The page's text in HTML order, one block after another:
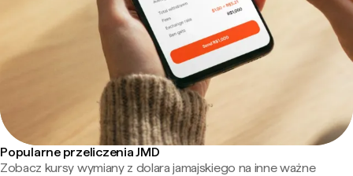
Popularne przeliczenia JMD
Zobacz kursy wymiany z dolara jamajskiego na inne ważne